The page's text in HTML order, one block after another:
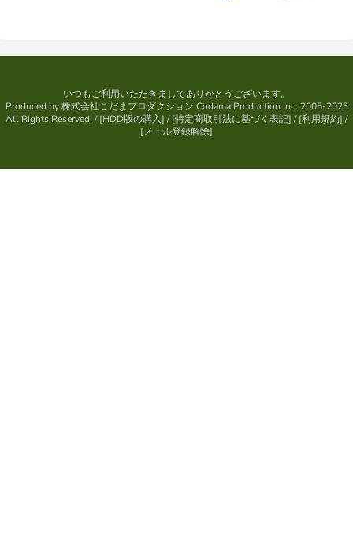
いつもご利用いただきましてありがとうございます。
Produced by株式会社こだまプロダクション Codama Production Inc. 2005-2023
All Rights Reserved. / [HDD版の購入] / [特定商取引法に基づく表記] / [利用規約] /
[メール登録解除]